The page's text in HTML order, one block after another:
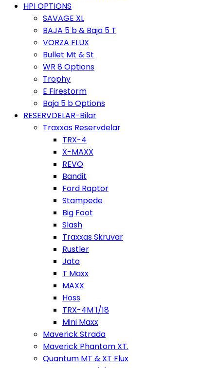
HPI OPTIONS
SAVAGE XL
BAJA 5 b & Baja 5 T
VORZA FLUX
Bullet Mt & St
WR 8 Options
Trophy
E Firestorm
Baja 5 b Options
RESERVDELAR-Bilar
Traxxas Reservdelar
TRX-4
X-MAXX
REVO
Bandit
Ford Raptor
Stampede
Big Foot
Slash
Traxxas Skruvar
Rustler
Jato
T Maxx
MAXX
Hoss
TRX-4M 1/18
Mini Maxx
Maverick Strada
Maverick Phantom XT.
Quantum MT & XT Flux